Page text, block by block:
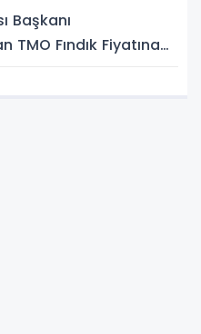
Başkanı
TMO Fındık Fiyatına